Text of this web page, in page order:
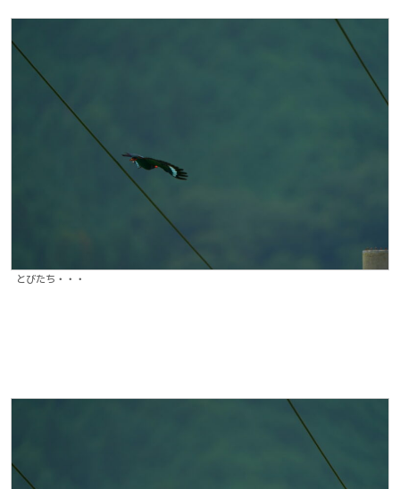
とびたち・・・